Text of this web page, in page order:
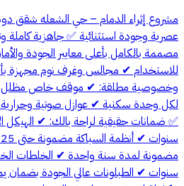
مشروع إثراء الدمام – حي الشعله شقق
عصرية وجودة استثنائية ✅ جاهزية
مصممة بالكامل بأعلى معايير الجودة
للاستخدام ✔ مجالس وغرف نوم مجهزة
وخصوصية مطلقة: ✔ موقف خاص مظلل
لكل وحدة سكنية ✔ عوازل صوتية